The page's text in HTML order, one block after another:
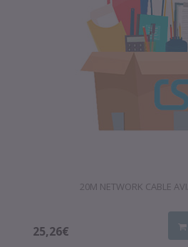
20M NETWORK CABLE
25,26€